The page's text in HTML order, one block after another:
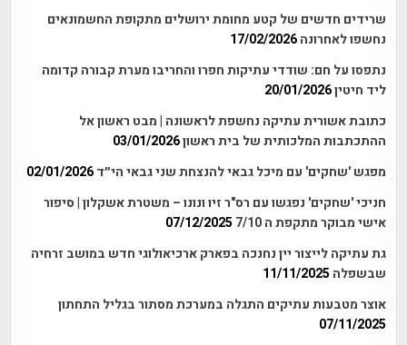
שרידים חדשים של קטע מחומת ירושלים מתקופת החשמונאים
נחשפו לאחרונה 17/02/2026
נתפסו על חם: שודדי עתיקות חפרו והחריבו מערת קבורה קדומה
ליד חיטין20/01/2026
כתובת אשורית עתיקה נחשפת לראשונה | מבט ראשון אל
ההתכתבות המלכותית של בית ראשון03/01/2026
מפגש 'שחקים' עם מיכל גבאי להנצחת שני גבאי הי״ד 02/01/2026
חניכי 'שחקים' נפגשו עם רס"ר זיו ונונו – משטרת אשקלון | סיפור
אישי מבוקר מתקפת ה 7/10
07/12/2025
גת עתיקה לייצור יין נחנכה בפארק ארכיאולוגי חדש במושב זרחיה
שבשפלה 11/11/2025
אוצר מטבעות עתיקים התגלה במערכת מסתור בגליל התחתון
07/11/2025